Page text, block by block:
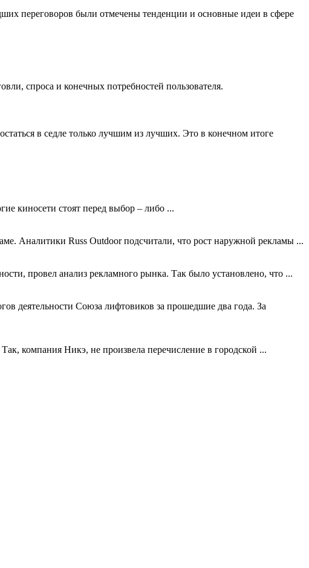
переговоров были отмечены тенденции и основные идеи в сфере
спроса и конечных потребностей пользователя.
в седле только лучшим из лучших. Это в конечном итоге
киносети стоят перед выбор – либо ...
Аналитики Russ Outdoor подсчитали, что рост наружной рекламы ...
провел анализ рекламного рынка. Так было установлено, что ...
деятельности Союза лифтовиков за прошедшие два года. За
компания Никэ, не произвела перечисление в городской ...